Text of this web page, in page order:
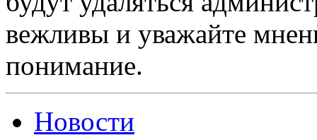
вежливы и уважайте
понимание.
Новости